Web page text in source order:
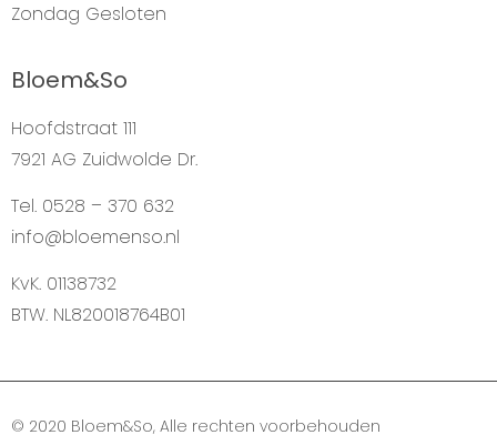
Zondag Gesloten
Bloem&So
Hoofdstraat 111
7921 AG Zuidwolde Dr.
Tel. 0528 – 370 632
info@bloemenso.nl
KvK. 01138732
BTW. NL820018764B01
© 2020 Bloem&So, Alle rechten voorbehouden